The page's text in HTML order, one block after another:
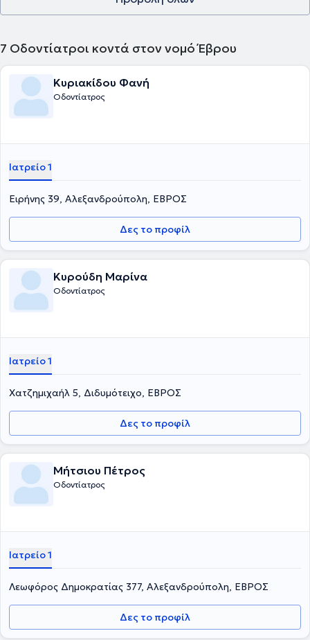
7 Οδοντίατροι κοντά στον νομό Έβρου
Κυριακίδου Φανή
Οδοντίατρος
Ιατρείο 1
Ειρήνης 39, Αλεξανδρούπολη, ΕΒΡΟΣ
Δες το προφίλ
Κυρούδη Μαρίνα
Οδοντίατρος
Ιατρείο 1
Χατζημιχαήλ 5, Διδυμότειχο, ΕΒΡΟΣ
Δες το προφίλ
Μήτσιου Πέτρος
Οδοντίατρος
Ιατρείο 1
Λεωφόρος Δημοκρατίας 377, Αλεξανδρούπολη, ΕΒΡΟΣ
Δες το προφίλ